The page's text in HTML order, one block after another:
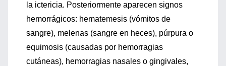
la ictericia. Posteriormente aparecen signos
hemorrágicos: hematemesis (vómitos de
sangre), melenas (sangre en heces), púrpura o
equimosis (causadas por hemorragias
cutáneas), hemorragias nasales o gingivales,